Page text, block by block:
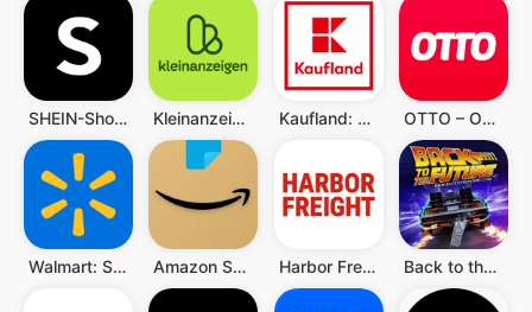
SHEIN-Shopping Online Kleinanzeigen: Jetzt ohne eBay Kaufland: Finde dein Angebot! OTTO – Online Shopping & Möbel
Walmart: Shopping & Savings Amazon Shopping Harbor Freight Tools Back to the Future™